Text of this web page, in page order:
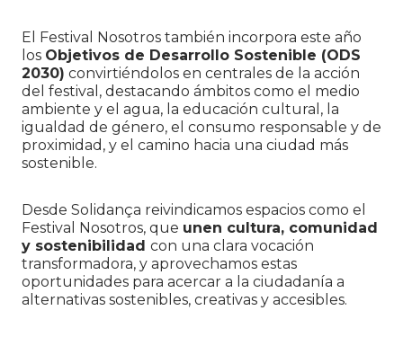
El Festival Nosotros también incorpora este año
los Objetivos de Desarrollo Sostenible (ODS
2030) convirtiéndolos en centrales de la acción
del festival, destacando ámbitos como el medio
ambiente y el agua, la educación cultural, la
igualdad de género, el consumo responsable y de
proximidad, y el camino hacia una ciudad más
sostenible.
Desde Solidança reivindicamos espacios como el
Festival Nosotros, que unen cultura, comunidad
y sostenibilidad con una clara vocación
transformadora, y aprovechamos estas
oportunidades para acercar a la ciudadanía a
alternativas sostenibles, creativas y accesibles.